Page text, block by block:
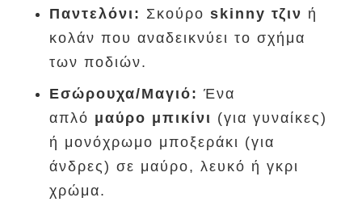
Παντελόνι: Σκούρο skinny τζιν ή
κολάν που αναδεικνύει το σχήμα
των ποδιών.
Εσώρουχα/Μαγιό: Ένα
απλό μαύρο μπικίνι (για γυναίκες)
ή μονόχρωμο μποξεράκι (για
άνδρες) σε μαύρο, λευκό ή γκρι
χρώμα.